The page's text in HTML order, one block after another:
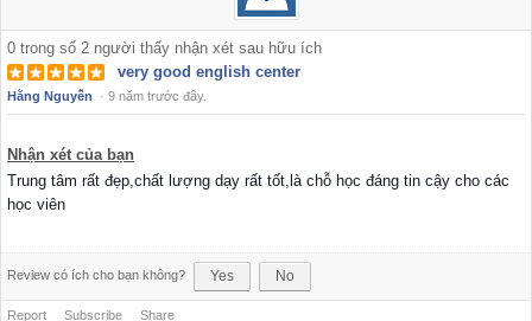
0 trong số 2 người thấy nhận xét sau hữu ích
very good english center
Hằng Nguyễn · 9 năm trước đây.
Nhận xét của bạn
Trung tâm rất đẹp,chất lượng dạy rất tốt,là chỗ học đáng tin cậy cho các
học viên
Review có ích cho bạn không? Yes No
Report Subscribe Share